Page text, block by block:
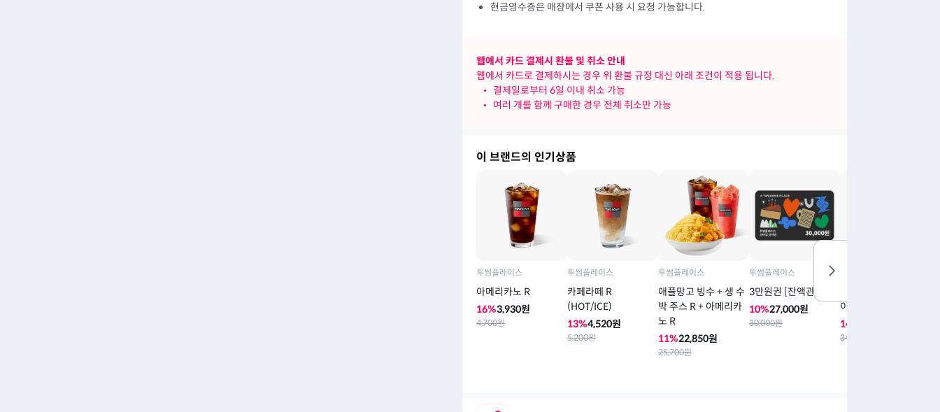
현금영수증은 매장에서 쿠폰 사용 시 요청 가능합니다.
웹에서 카드 결제시 환불 및 취소 안내
웹에서 카드로 결제하시는 경우 위 환불 규정 대신 아래 조건이 적용 됩니다.
•
결제일로부터 6일 이내 취소 가능
•
여러 개를 함께 구매한 경우 전체 취소만 가능
이 브랜드의 인기상품
투썸플레이스
아메리카노 R
16%3,930원
4,700원
투썸플레이스
카페라떼 R
(HOT/ICE)
13%4,520원
5,200원
투썸플레이스
애플망고 빙수 + 생 수
박 주스 R + 아메리카
노 R
11%22,850원
25,700원
투썸플레이스
3만원권 [잔액관리형]
10%27,000원
30,000원
이크
14
34,000